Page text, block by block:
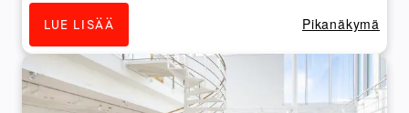
LUE LISÄÄ Pikanäkymä